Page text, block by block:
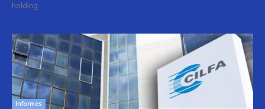
holding....
Informes